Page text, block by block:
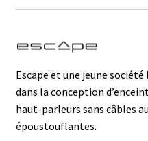
Escape et une jeune
dans la conception
haut-parleurs sans câbles
époustouflantes.